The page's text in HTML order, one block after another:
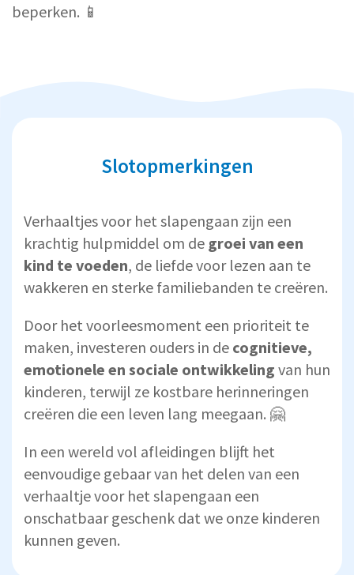
beperken. 📱
Slotopmerkingen
Verhaaltjes voor het slapengaan zijn een
krachtig hulpmiddel om de groei van een
kind te voeden, de liefde voor lezen aan te
wakkeren en sterke familiebanden te creëren.
Door het voorleesmoment een prioriteit te
maken, investeren ouders in de cognitieve,
emotionele en sociale ontwikkeling van hun
kinderen, terwijl ze kostbare herinneringen
creëren die een leven lang meegaan. 🤗
In een wereld vol afleidingen blijft het
eenvoudige gebaar van het delen van een
verhaaltje voor het slapengaan een
onschatbaar geschenk dat we onze kinderen
kunnen geven.